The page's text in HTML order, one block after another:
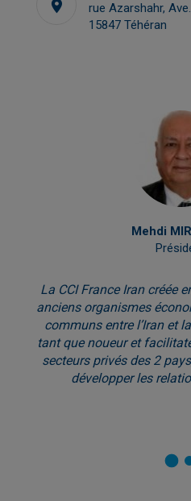
rue Azarshahr,
15847 Téhéran
Mehdi
La CCI France Iran créée
anciens organismes
communs entre l’Iran et
tant que noueur et
secteurs privés des 2
développer les